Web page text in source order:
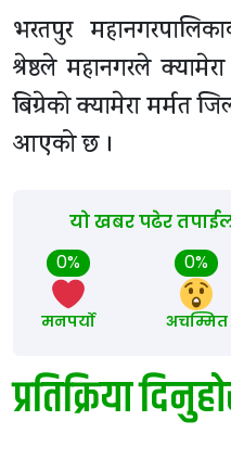
भरतपुर
श्रेष्ठले महानगरले
बिग्रेको क्यामेरा मर्मत
आएको छ ।
यो खबर पढेर
0%
मनपर्यो
0%
अचम्मित
प्रतिक्रिया